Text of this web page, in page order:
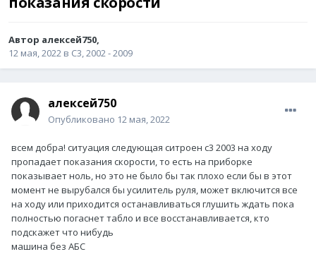
Автор алексей750,
12 мая, 2022 в C3, 2002 - 2009
алексей750
Опубликовано 12 мая, 2022
всем добра! ситуация следующая ситроен с3 2003 на ходу
пропадает показания скорости, то есть на приборке
показывает ноль, но это не было бы так плохо если бы в этот
момент не вырубался бы усилитель руля, может включится все
на ходу или приходится останавливаться глушить ждать пока
полностью погаснет табло и все восстанавливается, кто
подскажет что нибудь
машина без АБС